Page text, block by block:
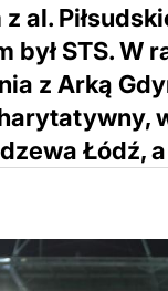
al.
był STS. W
z Arką
Łódź,